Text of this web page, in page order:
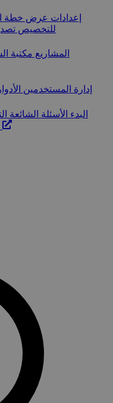
إعدادات عرض خطة
للتخصيص
المشاريع مكتبة
إدارة المستخدمين
البدء الأسئلة الشائعة